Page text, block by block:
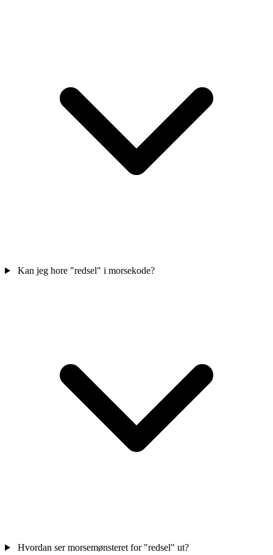
Kan jeg hore "redsel" i morsekode?
Hvordan ser morsemønsteret for "redsel" ut?